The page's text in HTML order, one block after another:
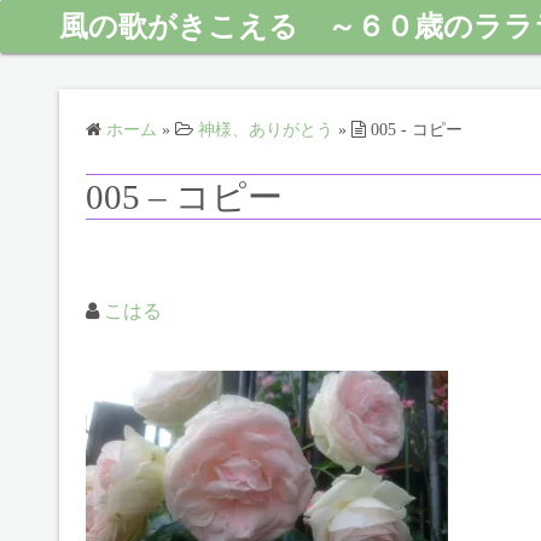
風の歌がきこえる ～６０歳のララ
ホーム » 神様、ありがとう » 005 - コピー
005 – コピー
こはる